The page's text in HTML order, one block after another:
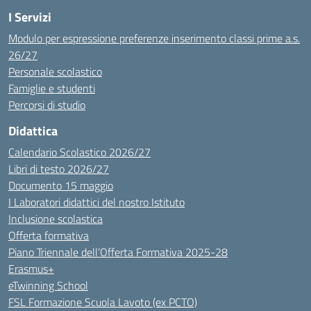
I Servizi
Modulo per espressione preferenze inserimento classi prime a.s.
26/27
Personale scolastico
Famiglie e studenti
Percorsi di studio
Didattica
Calendario Scolastico 2026/27
Libri di testo 2026/27
Documento 15 maggio
I Laboratori didattici del nostro Istituto
Inclusione scolastica
Offerta formativa
Piano Triennale dell’Offerta Formativa 2025-28
Erasmus+
eTwinning School
FSL Formazione Scuola Lavoto (ex PCTO)